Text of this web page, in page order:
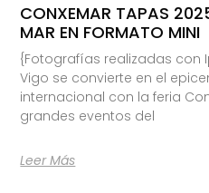
CONXEMAR TAPAS
MAR EN FORMATO MINI
{Fotografías realizadas con
Vigo se convierte en el
internacional con la feria
grandes eventos del
Leer Más